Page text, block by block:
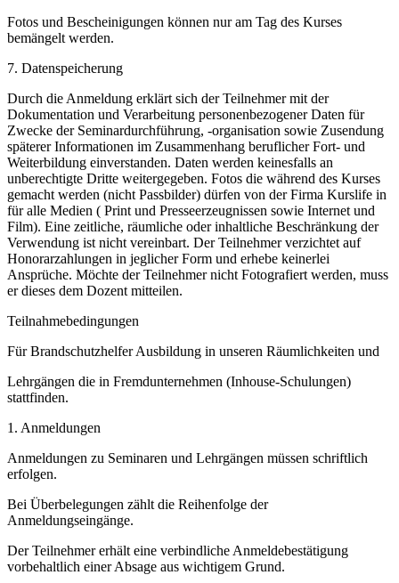
Fotos und Bescheinigungen können nur am Tag des Kurses
bemängelt werden.
7. Datenspeicherung
Durch die Anmeldung erklärt sich der Teilnehmer mit der
Dokumentation und Verarbeitung personenbezogener Daten für
Zwecke der Seminardurchführung, -organisation sowie Zusendung
späterer Informationen im Zusammenhang beruflicher Fort- und
Weiterbildung einverstanden. Daten werden keinesfalls an
unberechtigte Dritte weitergegeben. Fotos die während des Kurses
gemacht werden (nicht Passbilder) dürfen von der Firma Kurslife in
für alle Medien ( Print und Presseerzeugnissen sowie Internet und
Film). Eine zeitliche, räumliche oder inhaltliche Beschränkung der
Verwendung ist nicht vereinbart. Der Teilnehmer verzichtet auf
Honorarzahlungen in jeglicher Form und erhebe keinerlei
Ansprüche. Möchte der Teilnehmer nicht Fotografiert werden, muss
er dieses dem Dozent mitteilen.
Teilnahmebedingungen
Für Brandschutzhelfer Ausbildung in unseren Räumlichkeiten und
Lehrgängen die in Fremdunternehmen (Inhouse-Schulungen)
stattfinden.
1. Anmeldungen
Anmeldungen zu Seminaren und Lehrgängen müssen schriftlich
erfolgen.
Bei Überbelegungen zählt die Reihenfolge der
Anmeldungseingänge.
Der Teilnehmer erhält eine verbindliche Anmeldebestätigung
vorbehaltlich einer Absage aus wichtigem Grund.